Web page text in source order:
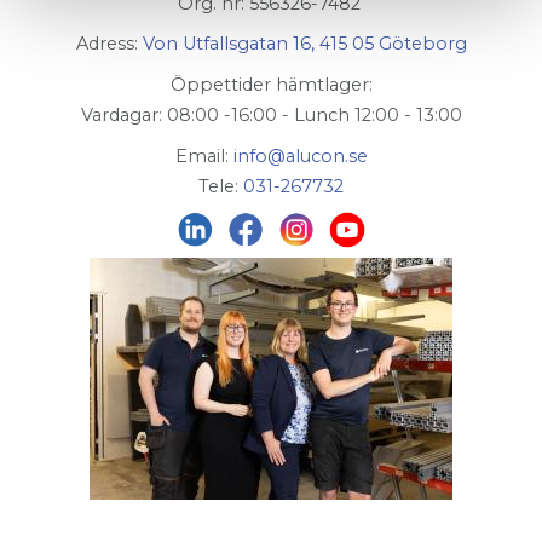
Adress: Von Utfallsgatan 16, 415 05 Göteborg
Öppettider hämtlager:
Vardagar: 08:00 -16:00 - Lunch 12:00 - 13:00
Email: info@alucon.se
Tele: 031-267732